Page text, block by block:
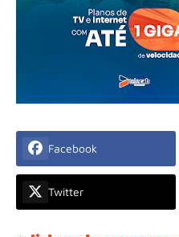
Facebook
Twitter